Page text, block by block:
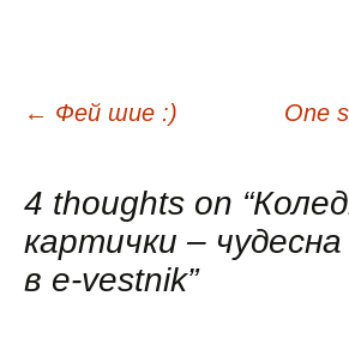
Навигация
← Фей шие :) One
4 thoughts on “
картички – чудесна
в e-vestnik”